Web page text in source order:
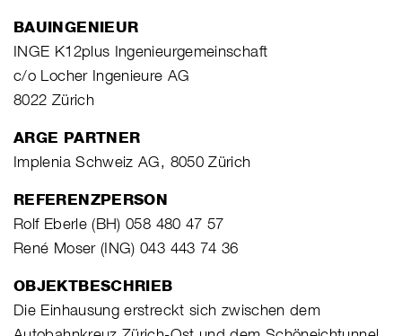
BAUINGENIEUR
INGE K12plus Ingenieurgemeinschaft
c/o Locher Ingenieure AG
8022 Zürich
ARGE PARTNER
Implenia Schweiz AG, 8050 Zürich
REFERENZPERSON
Rolf Eberle (BH) 058 480 47 57
René Moser (ING) 043 443 74 36
OBJEKTBESCHRIEB
Die Einhausung erstreckt sich zwischen dem